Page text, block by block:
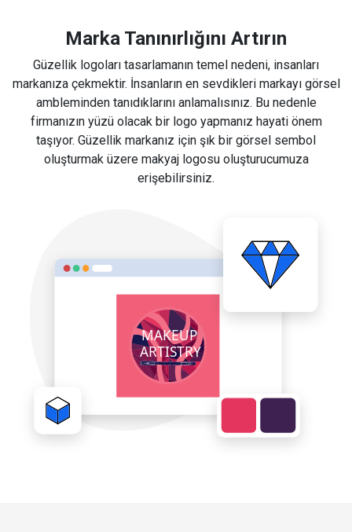
Marka Tanınırlığını Artırın
Güzellik logoları tasarlamanın temel nedeni, insanları
markanıza çekmektir. İnsanların en sevdikleri markayı görsel
ambleminden tanıdıklarını anlamalısınız. Bu nedenle
firmanızın yüzü olacak bir logo yapmanız hayati önem
taşıyor. Güzellik markanız için şık bir görsel sembol
oluşturmak üzere makyaj logosu oluşturucumuza
erişebilirsiniz.